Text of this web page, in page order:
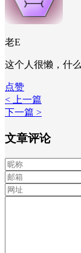
老E
这个人很懒，什
点赞
< 上一篇
下一篇 >
文章评论